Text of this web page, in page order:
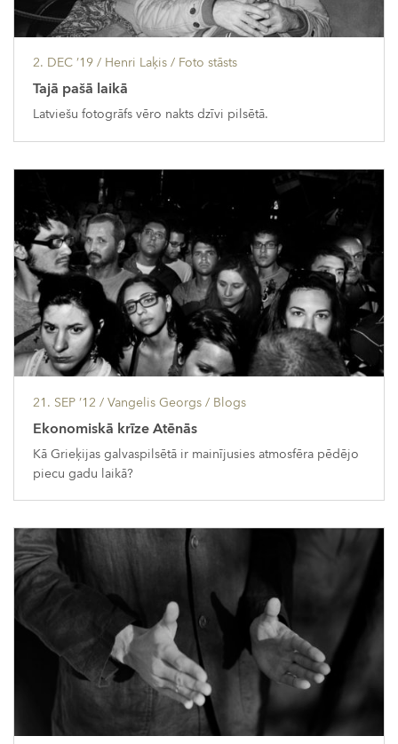
2. DEC ’19 / Henri Laķis / Foto stāsts
Tajā pašā laikā
Latviešu fotogrāfs vēro nakts dzīvi pilsētā.
21. SEP ’12 / Vangelis Georgs / Blogs
Ekonomiskā krīze Atēnās
Kā Grieķijas galvaspilsētā ir mainījusies atmosfēra pēdējo
piecu gadu laikā?